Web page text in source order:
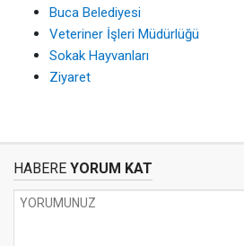
Buca Belediyesi
Veteriner İşleri Müdürlüğü
Sokak Hayvanları
Ziyaret
HABERE YORUM KAT